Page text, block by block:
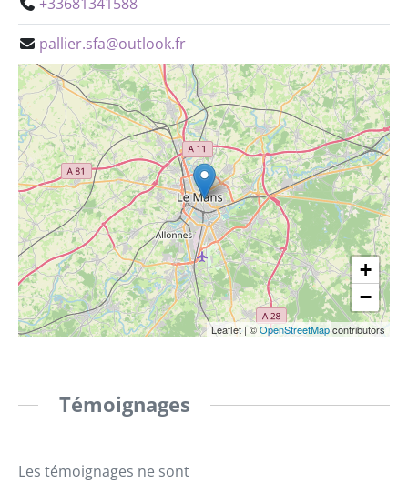
pallier.sfa@outlook.fr
+
−
Leaflet | ©OpenStreetMapcontributors
Témoignages
Les témoignages ne sont